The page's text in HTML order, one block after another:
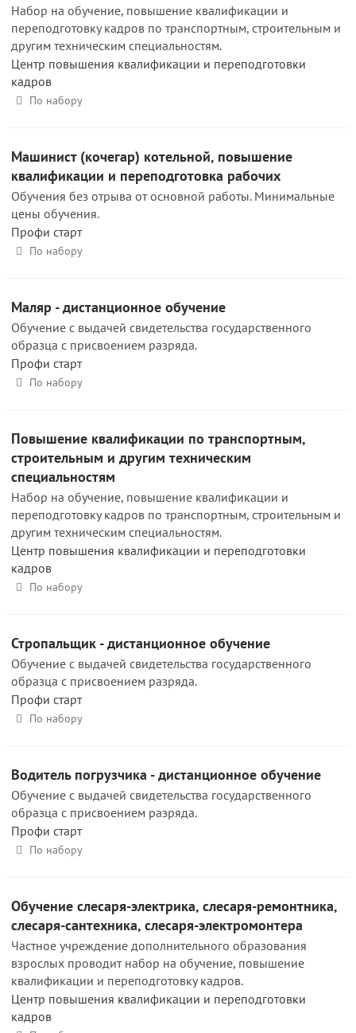
Набор на обучение, повышение квалификации и
переподготовку кадров по транспортным, строительным и
другим техническим специальностям.
Центр повышения квалификации и переподготовки
кадров
По набору
Машинист (кочегар) котельной, повышение
квалификации и переподготовка рабочих
Обучения без отрыва от основной работы. Минимальные
цены обучения.
Профи старт
По набору
Маляр - дистанционное обучение
Обучение с выдачей свидетельства государственного
образца с присвоением разряда.
Профи старт
По набору
Повышение квалификации по транспортным,
строительным и другим техническим
специальностям
Набор на обучение, повышение квалификации и
переподготовку кадров по транспортным, строительным и
другим техническим специальностям.
Центр повышения квалификации и переподготовки
кадров
По набору
Стропальщик - дистанционное обучение
Обучение с выдачей свидетельства государственного
образца с присвоением разряда.
Профи старт
По набору
Водитель погрузчика - дистанционное обучение
Обучение с выдачей свидетельства государственного
образца с присвоением разряда.
Профи старт
По набору
Обучение слесаря-электрика, слесаря-ремонтника,
слесаря-сантехника, слесаря-электромонтера
Частное учреждение дополнительного образования
взрослых проводит набор на обучение, повышение
квалификации и переподготовку кадров.
Центр повышения квалификации и переподготовки
кадров